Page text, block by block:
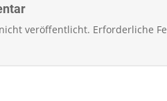
veröffentlicht. Erforderliche